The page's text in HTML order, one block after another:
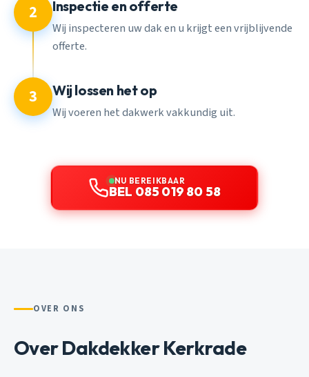
2 Inspectie en offerte
Wij inspecteren uw dak en u krijgt een vrijblijvende
offerte.
3 Wij lossen het op
Wij voeren het dakwerk vakkundig uit.
NU BEREIKBAAR
BEL 085 019 80 58
OVER ONS
Over Dakdekker Kerkrade